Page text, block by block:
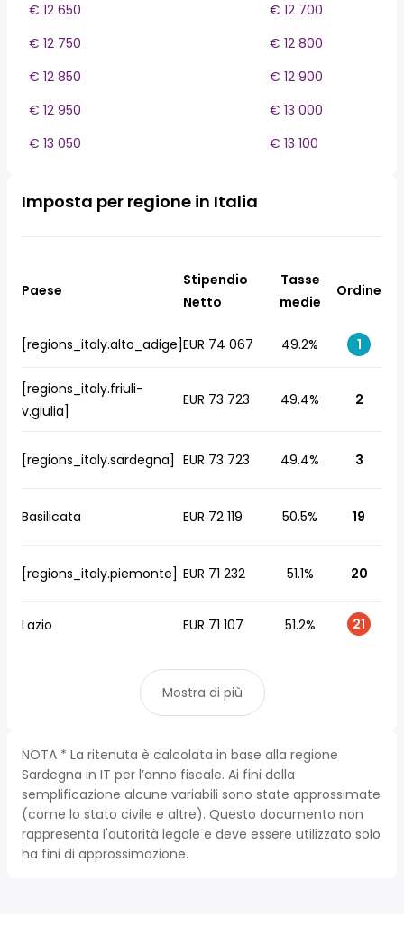
€ 12 650
€ 12 700
€ 12 750
€ 12 800
€ 12 850
€ 12 900
€ 12 950
€ 13 000
€ 13 050
€ 13 100
Imposta per regione in Italia
Paese
Stipendio
Netto
Tasse
medie
Ordine
[regions_italy.alto_adige]EUR 74 067 49.2% 1
[regions_italy.friuli-
v.giulia]
EUR 73 723 49.4% 2
[regions_italy.sardegna] EUR 73 723 49.4% 3
Basilicata EUR 72 119 50.5% 19
[regions_italy.piemonte] EUR 71 232 51.1% 20
Lazio EUR 71 107 51.2% 21
Mostra di più
NOTA * La ritenuta è calcolata in base alla regione
Sardegna in IT per l’anno fiscale. Ai fini della
semplificazione alcune variabili sono state approssimate
(come lo stato civile e altre). Questo documento non
rappresenta l'autorità legale e deve essere utilizzato solo
ha fini di approssimazione.